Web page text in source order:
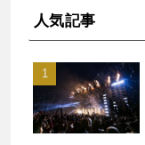
人気記事